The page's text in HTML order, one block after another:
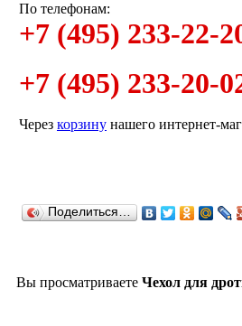
По телефонам:
+7 (495) 233-22-
+7 (495) 233-20-
Через корзину нашего интернет-
Поделиться…
Вы просматриваете Чехол для